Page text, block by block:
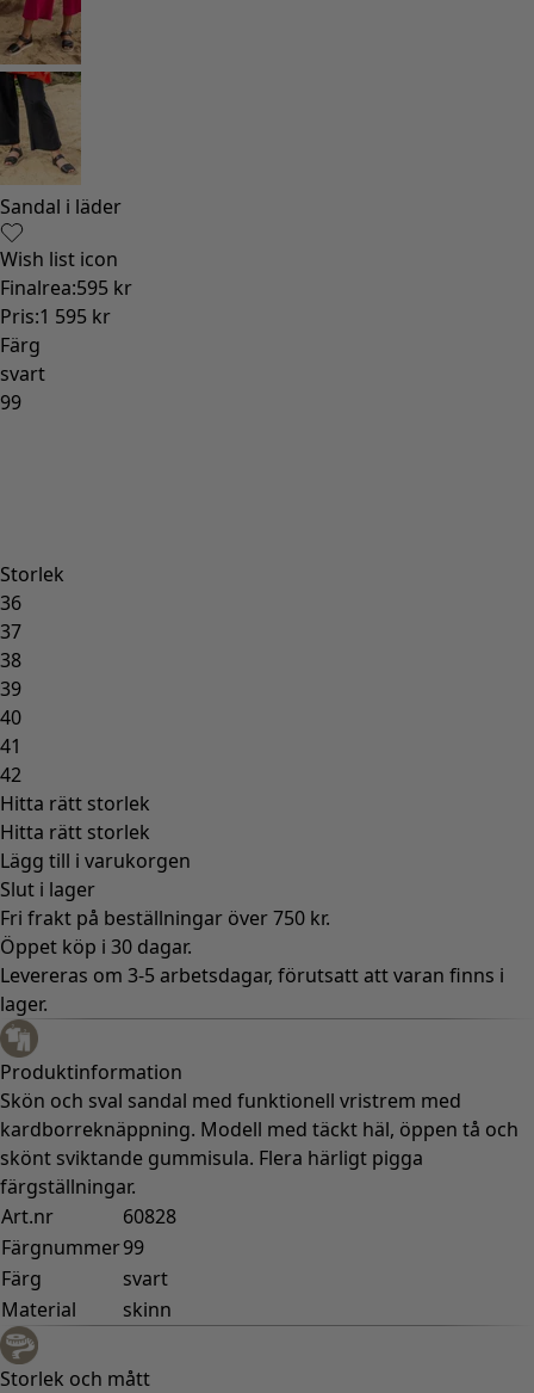
Sandal i läder
Wish list icon
Finalrea:595 kr
Pris:1 595 kr
Färg
svart
99
Storlek
36
37
38
39
40
41
42
Hitta rätt storlek
Hitta rätt storlek
Lägg till i varukorgen
Slut i lager
Fri frakt på beställningar över 750 kr.
Öppet köp i 30 dagar.
Levereras om 3-5 arbetsdagar, förutsatt att varan finns i
lager.
Produktinformation
Skön och sval sandal med funktionell vristrem med
kardborreknäppning. Modell med täckt häl, öppen tå och
skönt sviktande gummisula. Flera härligt pigga
färgställningar.
Art.nr
60828
Färgnummer99
Färg
svart
Material
skinn
Storlek och mått